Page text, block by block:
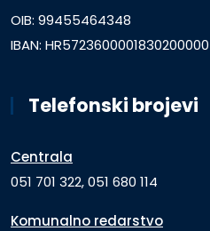
OIB: 99455464348
IBAN: HR5723600001830200000
Telefonski brojevi
Centrala
051 701 322, 051 680 114
Komunalno redarstvo